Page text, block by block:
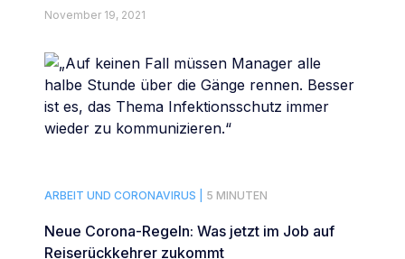
November 19, 2021
ARBEIT UND CORONAVIRUS | 5 MINUTEN
Neue Corona-Regeln: Was jetzt im Job auf
Reiserückkehrer zukommt